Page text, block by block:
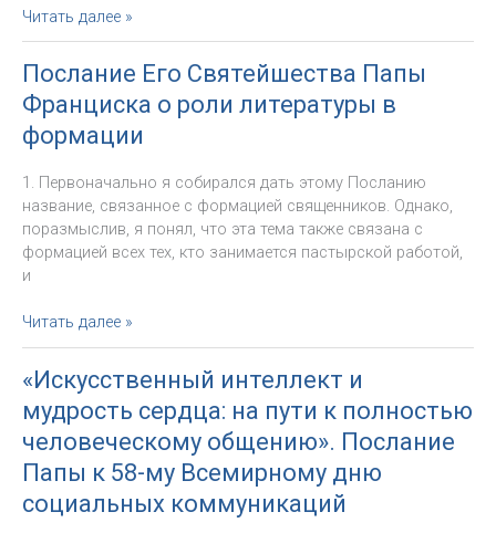
день
беженца
(29
сентября
2024
г.)
Spes
non
confundit.
Булла
об
объявлении
Очередного
Юбилейного
2025
года
Читать далее »
Послание Его Святейшества Папы
Франциска о роли литературы в
формации
1. Первоначально я собирался дать этому Посланию
название, связанное с формацией священников. Однако,
поразмыслив, я понял, что эта тема также связана с
формацией всех тех, кто занимается пастырской работой,
и
Послание
Его
Святейшества
Папы
Франциска
о
роли
литературы
в
Читать далее »
«Искусственный интеллект и
мудрость сердца: на пути к полностью
человеческому общению». Послание
Папы к 58-му Всемирному дню
социальных коммуникаций